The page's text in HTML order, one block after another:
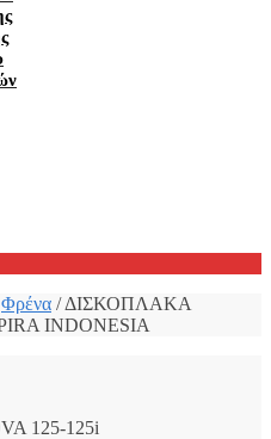
Φρένα /ΔΙΣΚΟΠΛΑΚΑ
INDONESIA
125-125i